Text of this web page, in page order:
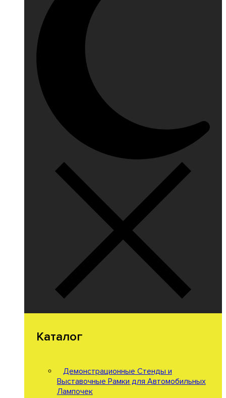
Каталог
Демонстрационные Стенды и
Выставочные Рамки для Автомобильных
Лампочек